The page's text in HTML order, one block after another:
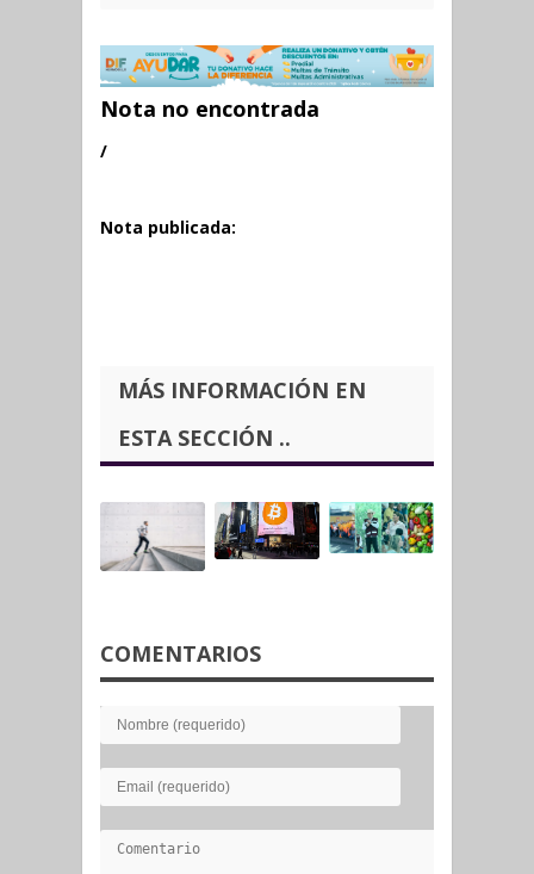
Nota no encontrada
/
Nota publicada:
MÁS INFORMACIÓN EN
ESTA SECCIÓN ..
COMENTARIOS